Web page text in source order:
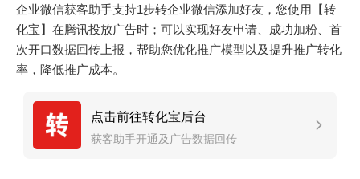
企业微信获客助手支持1步转企业微信添加好友，您使用【转
化宝】在腾讯投放广告时；可以实现好友申请、成功加粉、首
次开口数据回传上报，帮助您优化推广模型以及提升推广转化
率，降低推广成本。
点击前往转化宝后台
获客助手开通及广告数据回传